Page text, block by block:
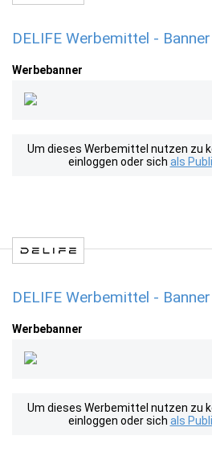
DELIFE Werbemittel -
Werbebanner
Um dieses Werbemittel nutzen zu
einloggen oder sich als
DELIFE Werbemittel -
Werbebanner
Um dieses Werbemittel nutzen zu
einloggen oder sich als